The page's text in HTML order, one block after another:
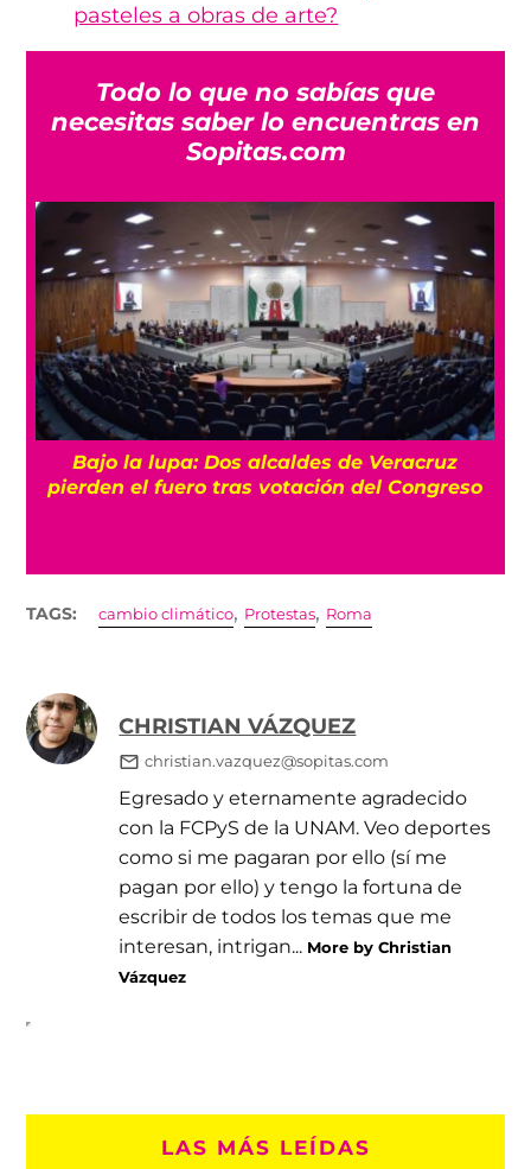
pasteles a obras de arte?
Todo lo que no sabías que
necesitas saber lo encuentras en
Sopitas.com
Otra vez entre andamios: El AICM arranca la
segunda fase de su remodelación
TAGS: cambio climático, Protestas, Roma
CHRISTIAN VÁZQUEZ
christian.vazquez@sopitas.com
Egresado y eternamente agradecido
con la FCPyS de la UNAM. Veo deportes
como si me pagaran por ello (sí me
pagan por ello) y tengo la fortuna de
escribir de todos los temas que me
interesan, intrigan... More by Christian
Vázquez
LAS MÁS LEÍDAS